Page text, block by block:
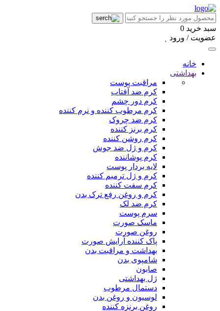
سبد خرید 0
عضویت / ورود
خانه
بهداشتی
مراقبت پوست
کرم ضد آفتاب
کرم دور چشم
کرم مرطوب کننده و نرم کننده
کرم ضد چروک
کرم برنز کننده
کرم روشن کننده
کرم و ژل ضد جوش
کرم پوشاننده
لایه بردار پوست
کرم و ژل ترمیم کننده
کرم سفت کننده
کرم و روغن رفع ترک بدن
کرم ضد لک
سرم پوست
ماسک صورت
روغن صورت
پاک کننده آرایش صورت
بهداشت و مراقبت بدن
شامپوی بدن
صابون
ژل بهداشتی
دستمال مرطوب
لوسیون و روغن بدن
روغن برنزه کننده